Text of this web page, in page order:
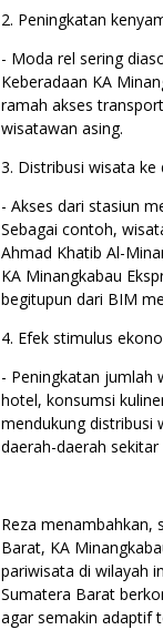
2. Peningkatan
- Moda rel sering
Keberadaan KA
ramah akses
wisatawan asing.
3. Distribusi wisata ke
- Akses dari stasiun
Sebagai contoh,
Ahmad Khatib Al-
KA Minangkabau
begitupun dari BIM
4. Efek stimulus
- Peningkatan jumlah
hotel, konsumsi
mendukung distribusi
daerah-daerah sekitar
Reza menambahkan,
Barat, KA
pariwisata di wilayah
Sumatera Barat
agar semakin adaptif